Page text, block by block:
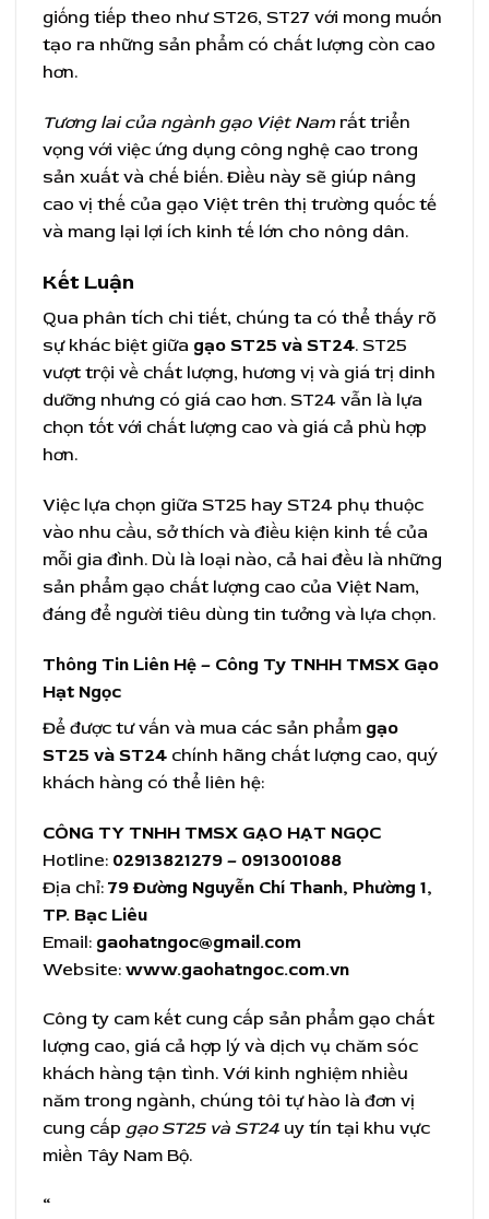
giống tiếp theo như ST26, ST27 với mong muốn
tạo ra những sản phẩm có chất lượng còn cao
hơn.
Tương lai của ngành gạo Việt Namrất triển
vọng với việc ứng dụng công nghệ cao trong
sản xuất và chế biến. Điều này sẽ giúp nâng
cao vị thế của gạo Việt trên thị trường quốc tế
và mang lại lợi ích kinh tế lớn cho nông dân.
Kết Luận
Qua phân tích chi tiết, chúng ta có thể thấy rõ
sự khác biệt giữa gạo ST25 và ST24. ST25
vượt trội về chất lượng, hương vị và giá trị dinh
dưỡng nhưng có giá cao hơn. ST24 vẫn là lựa
chọn tốt với chất lượng cao và giá cả phù hợp
hơn.
Việc lựa chọn giữa ST25 hay ST24 phụ thuộc
vào nhu cầu, sở thích và điều kiện kinh tế của
mỗi gia đình. Dù là loại nào, cả hai đều là những
sản phẩm gạo chất lượng cao của Việt Nam,
đáng để người tiêu dùng tin tưởng và lựa chọn.
Thông Tin Liên Hệ – Công Ty TNHH TMSX Gạo
Hạt Ngọc
Để được tư vấn và mua các sản phẩm gạo
ST25 và ST24 chính hãng chất lượng cao, quý
khách hàng có thể liên hệ:
CÔNG TY TNHH TMSX GẠO HẠT NGỌC
Hotline: 02913821279 – 0913001088
Địa chỉ: 79 Đường Nguyễn Chí Thanh, Phường 1,
TP. Bạc Liêu
Email: gaohatngoc@gmail.com
Website: www.gaohatngoc.com.vn
Công ty cam kết cung cấp sản phẩm gạo chất
lượng cao, giá cả hợp lý và dịch vụ chăm sóc
khách hàng tận tình. Với kinh nghiệm nhiều
năm trong ngành, chúng tôi tự hào là đơn vị
cung cấp gạo ST25 và ST24 uy tín tại khu vực
miền Tây Nam Bộ.
“